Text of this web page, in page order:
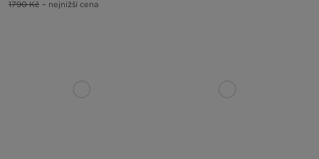
1790 Kč – nejnižší cena